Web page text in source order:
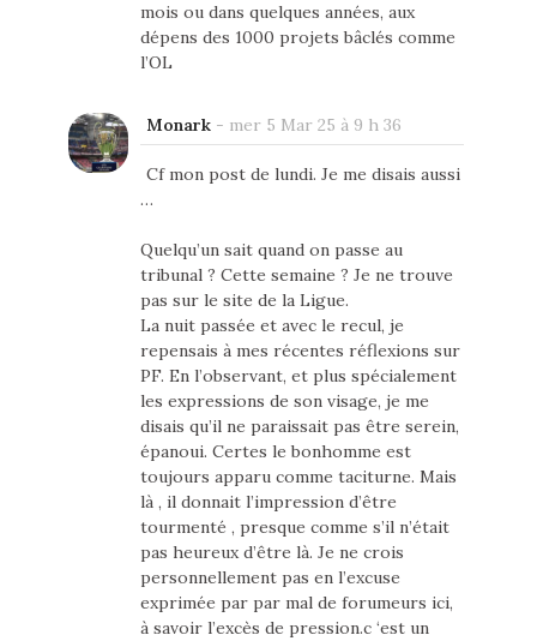
mois ou dans quelques années, aux
dépens des 1000 projets bâclés comme
l’OL
Monark- mer 5 Mar 25 à 9 h 36
Cf mon post de lundi. Je me disais aussi
…
Quelqu’un sait quand on passe au
tribunal ? Cette semaine ? Je ne trouve
pas sur le site de la Ligue.
La nuit passée et avec le recul, je
repensais à mes récentes réflexions sur
PF. En l’observant, et plus spécialement
les expressions de son visage, je me
disais qu’il ne paraissait pas être serein,
épanoui. Certes le bonhomme est
toujours apparu comme taciturne. Mais
là , il donnait l’impression d’être
tourmenté , presque comme s’il n’était
pas heureux d’être là. Je ne crois
personnellement pas en l’excuse
exprimée par par mal de forumeurs ici,
à savoir l’excès de pression.c ‘est un